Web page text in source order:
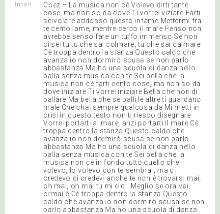
Inhalt
Coez – La musica non cè Volevo dirti tante
cose, ma non so da dove Ti vorrei viziare Farti
scivolare addosso questo infame Mettermi fra
te cento lame, mentre cerco il mare Penso non
avrebbe senso fare un tuffo immenso Se non
ci sei tu tu che sai colmare, tu che sai calmare
Cè troppa dentro la stanza Questo caldo che
avanza io non dormirò scusa se non parlo
abbastanza Ma ho una scuola di danza nello
balla senza musica con te Sei bella che la
musica non cè farti cento cose, ma non so da
dove iniziare Ti vorrei iniziare Bella che non di
ballare Ma bella che se balli le altre ti guardano
male Che chai sempre qualcosa da Mi metti in
crisi in questo testo non ti riesco disegnare
Vorrei portarti al mare, anzi portarti il mare Cè
troppa dentro la stanza Questo caldo che
avanza io non dormirò scusa se non parlo
abbastanza Ma ho una scuola di danza nello
balla senza musica con te Sei bella che la
musica non cè in fondo tutto quello che
volevo, lo volevo con te sembra , ma ci
credevo ci credevi anche te non è trovarsi mai,
oh mai, oh mai tu mi dici: Meglio se ora vai,
ormai è Cè troppa dentro la stanza Questo
caldo che avanza io non dormirò scusa se non
parlo abbastanza Ma ho una scuola di danza